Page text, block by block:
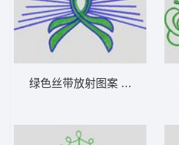
绿色丝带放射图案 植物花型